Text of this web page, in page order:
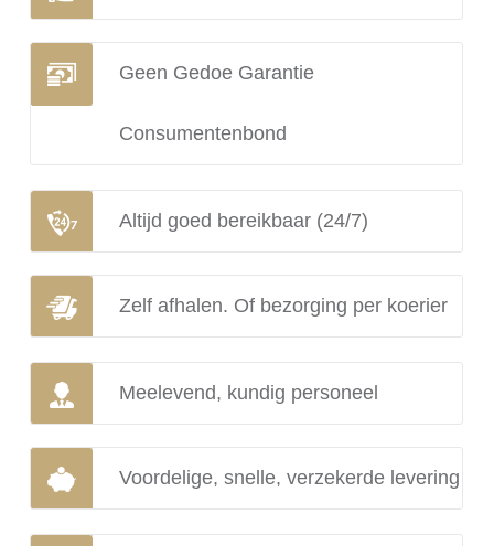
Geen Gedoe Garantie
Consumentenbond
Altijd goed bereikbaar (24/7)
Zelf afhalen. Of bezorging per koerier
Meelevend, kundig personeel
Voordelige, snelle, verzekerde levering